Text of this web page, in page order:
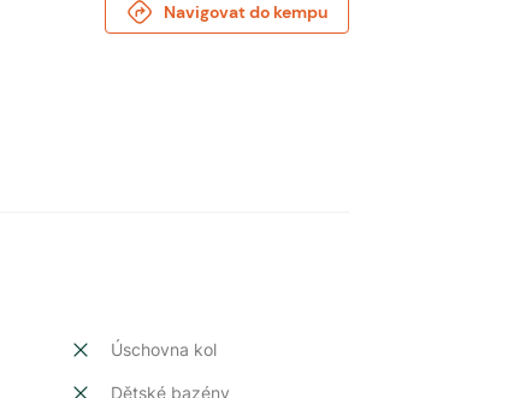
Navigovat do kempu
Úschovna kol
Dětské bazény